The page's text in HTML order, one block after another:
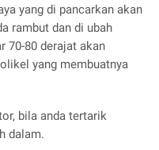
yang di pancarkan akan
rambut dan di ubah
70-80 derajat akan
yang membuatnya
bila anda tertarik
dalam.